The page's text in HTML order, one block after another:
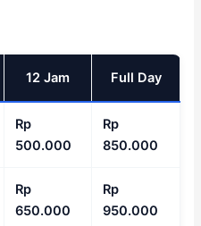
12 Jam Full Day
Rp
500.000
Rp
850.000
Rp
650.000
Rp
950.000